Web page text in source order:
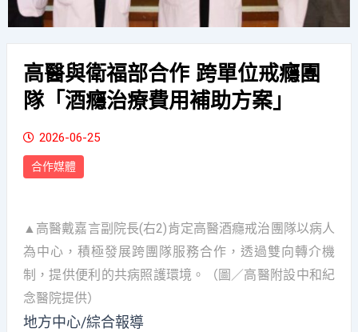
高醫與衛福部合作 跨單位戒癮團
隊「酒癮治療費用補助方案」
2026-06-25
合作媒體
▲高醫戴嘉言副院長(右2)肯定高醫酒癮戒治團隊以病人
為中心，積極發展跨團隊服務合作，透過雙向轉介機
制，提供便利的共病照護環境。（圖／高醫附設中和紀
念醫院提供）
地方中心/綜合報導